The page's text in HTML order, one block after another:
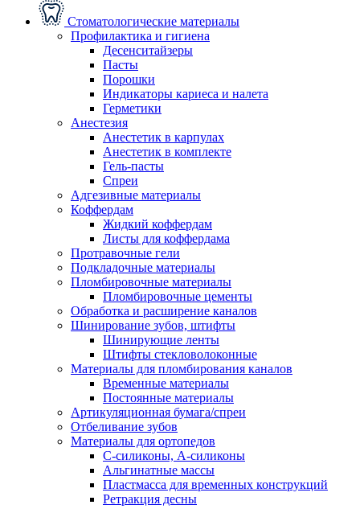
Стоматологические материалы
Профилактика и гигиена
Десенситайзеры
Пасты
Порошки
Индикаторы кариеса и налета
Герметики
Анестезия
Анестетик в карпулах
Анестетик в комплекте
Гель-пасты
Спреи
Адгезивные материалы
Коффердам
Жидкий коффердам
Листы для коффердама
Протравочные гели
Подкладочные материалы
Пломбировочные материалы
Пломбировочные цементы
Обработка и расширение каналов
Шинирование зубов, штифты
Шинирующие ленты
Штифты стекловолоконные
Материалы для пломбирования каналов
Временные материалы
Постоянные материалы
Артикуляционная бумага/спреи
Отбеливание зубов
Материалы для ортопедов
C-силиконы, А-силиконы
Альгинатные массы
Пластмасса для временных конструкций
Ретракция десны